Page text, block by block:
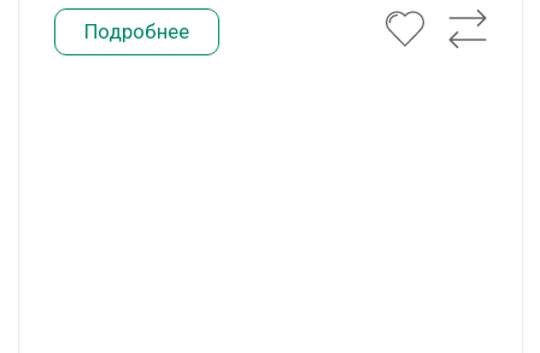
Подробнее